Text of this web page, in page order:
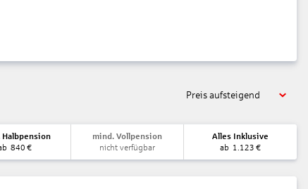
Preis aufsteigend
Halbpension
840 €
mind. Vollpension
nicht verfügbar
Alles Inklusive
ab 1.123 €